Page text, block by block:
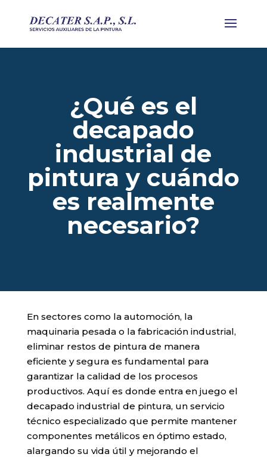
¿Qué es el
decapado
industrial de
pintura y cuándo
es realmente
necesario?
En sectores como la automoción, la
maquinaria pesada o la fabricación industrial,
eliminar restos de pintura de manera
eficiente y segura es fundamental para
garantizar la calidad de los procesos
productivos. Aquí es donde entra en juego el
decapado industrial de pintura, un servicio
técnico especializado que permite mantener
componentes metálicos en óptimo estado,
alargando su vida útil y mejorando el